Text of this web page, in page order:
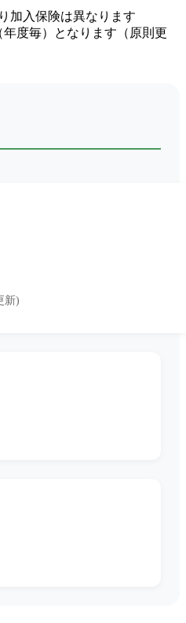
加入保険は異なります
年度毎）となります（原則更
新)